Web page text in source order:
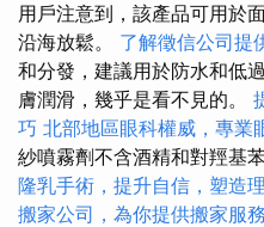
用戶注意到，該產品可用於
沿海放鬆。 了解徵信公司提
和分發，建議用於防水和低
膚潤滑，幾乎是看不見的。
巧 北部地區眼科權威，專業
紗噴霧劑不含酒精和對羥基
隆乳手術，提升自信，塑造
搬家公司，為你提供搬家服務